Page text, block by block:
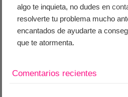
algo te inquieta, no dudes en
resolverte tu problema mucho
encantados de ayudarte a
que te atormenta.
Comentarios recientes